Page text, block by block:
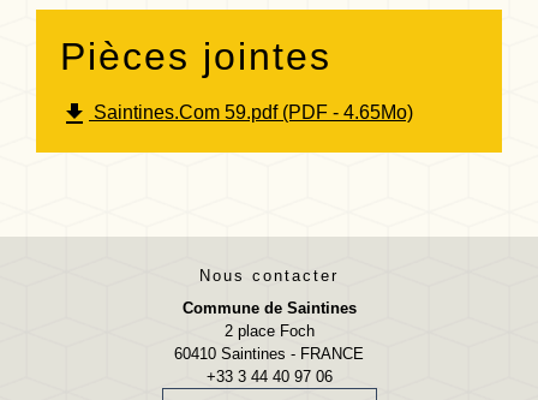
Pièces jointes
file_download Saintines.Com 59.pdf (PDF - 4.65Mo)
Nous contacter
Commune de Saintines
2 place Foch
60410 Saintines - FRANCE
+33 3 44 40 97 06